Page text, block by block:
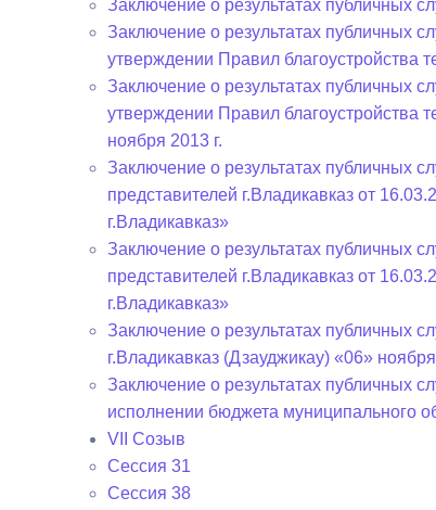
Заключение о результатах публичных
Заключение о результатах публичных
утверждении Правил благоустройства
Заключение о результатах публичных
утверждении Правил благоустройства
ноября 2013 г.
Заключение о результатах публичных
представителей г.Владикавказ от
г.Владикавказ»
Заключение о результатах публичных
представителей г.Владикавказ от
г.Владикавказ»
Заключение о результатах публичных
г.Владикавказ (Дзауджикау) «06» ноября
Заключение о результатах публичных
исполнении бюджета муниципального
VII Созыв
Сессия 31
Сессия 38